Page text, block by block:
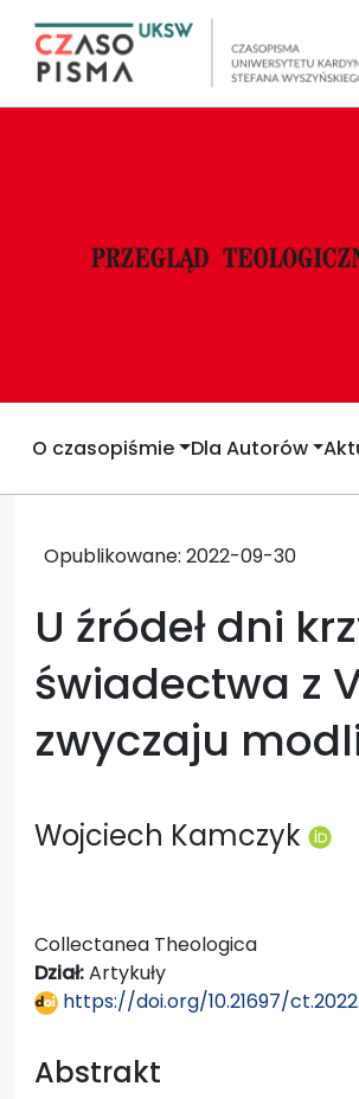
O czasopiśmie Dla Autorów
Opublikowane: 2022-09-30
U źródeł dni
świadectwa z
zwyczaju
Wojciech Kamczyk
Collectanea Theologica
Dział:Artykuły
https://doi.org/10.21697/
Abstrakt